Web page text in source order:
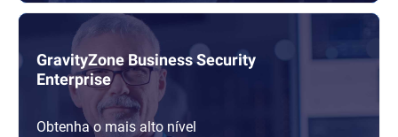
GravityZone Business Security
Enterprise
Obtenha o mais alto nível